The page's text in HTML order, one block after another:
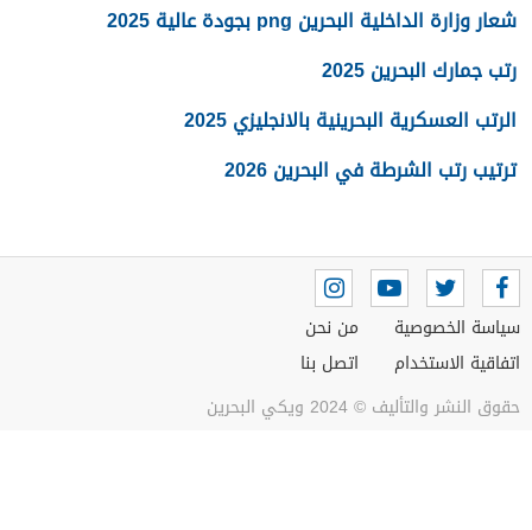
شعار وزارة الداخلية البحرين png بجودة عالية 2025
رتب جمارك البحرين 2025
الرتب العسكرية البحرينية بالانجليزي 2025
ترتيب رتب الشرطة في البحرين 2026
سياسة الخصوصية
اتفاقية الاستخدام
من نحن
اتصل بنا
حقوق النشر والتأليف © 2024 ويكي البحرين